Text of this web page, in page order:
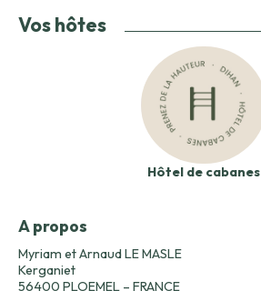
Vos hôtes
Hôtel de cabanes
A propos
Myriam et Arnaud LE MASLE
Kerganiet
56400 PLOEMEL – FRANCE